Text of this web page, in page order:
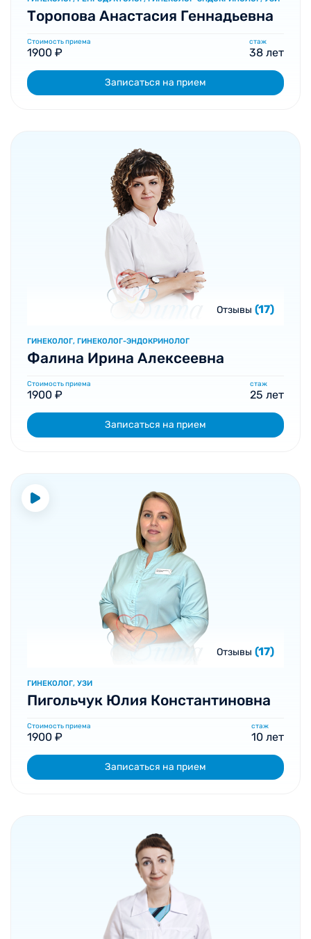
Торопова Анастасия Геннадьевна
Стоимость приема
1900 ₽
стаж
38 лет
Записаться на прием
Отзывы (17)
ГИНЕКОЛОГ, ГИНЕКОЛОГ-ЭНДОКРИНОЛОГ
Фалина Ирина Алексеевна
Стоимость приема
1900 ₽
стаж
25 лет
Записаться на прием
Отзывы (17)
ГИНЕКОЛОГ, УЗИ
Пигольчук Юлия Константиновна
Стоимость приема
1900 ₽
стаж
10 лет
Записаться на прием